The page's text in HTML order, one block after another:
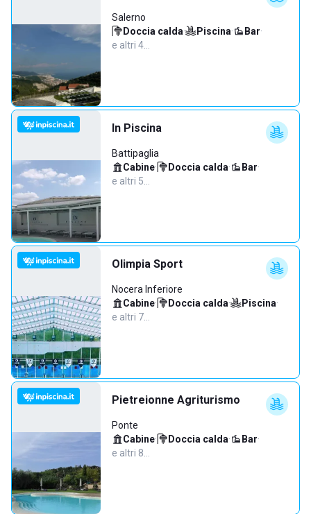
Salerno
Doccia calda· Piscina· Bar·
e altri 4…
In Piscina
Battipaglia
Cabine· Doccia calda· Bar·
e altri 5…
Olimpia Sport
Nocera Inferiore
Cabine· Doccia calda· Piscina·
e altri 7…
Pietreionne Agriturismo
Ponte
Cabine· Doccia calda· Bar·
e altri 8…